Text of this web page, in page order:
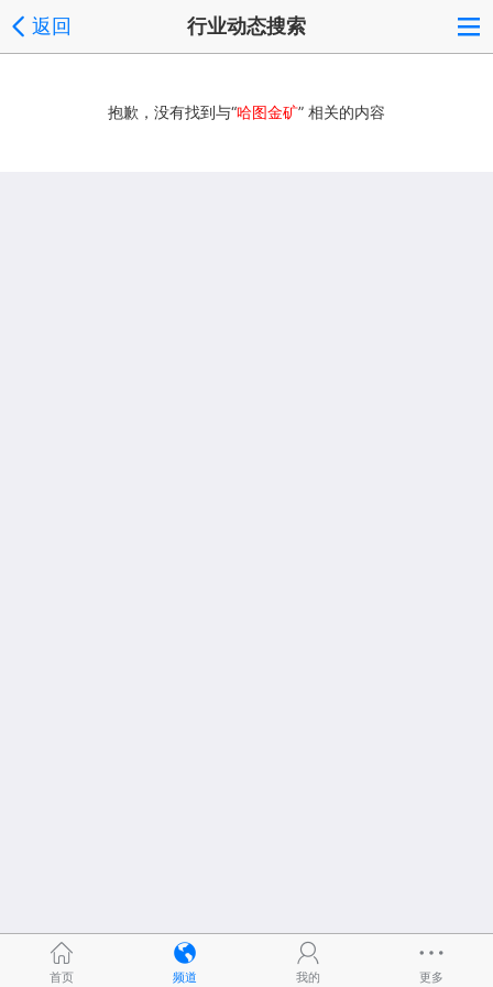
返回 行业动态搜索
抱歉，没有找到与“哈图金矿” 相关的内容
首页 频道 我的 更多